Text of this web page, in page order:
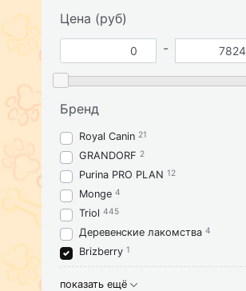
Цена (руб)
-
Бренд
Royal Canin 21
GRANDORF 2
Purina PRO PLAN 12
Monge 4
Triol 445
Деревенские лакомства 4
Brizberry 1
показать ещё